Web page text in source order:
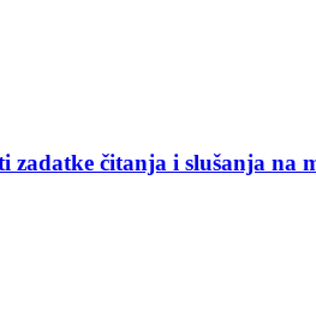
zadatke čitanja i slušanja na